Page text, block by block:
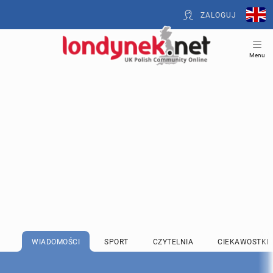
ZALOGUJ
Menu
WIADOMOŚCI SPORT CZYTELNIA CIEKAWOSTKI